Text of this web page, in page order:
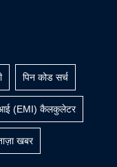
पिन कोड सर्च
(EMI) कैलकुलेटर
खबर